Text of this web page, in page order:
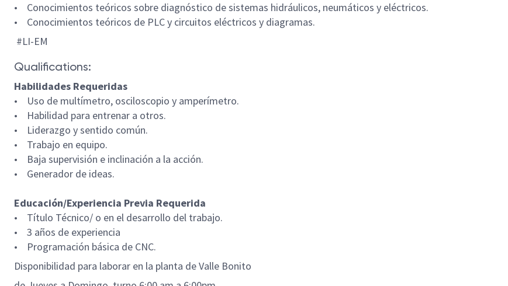
• Conocimientos teóricos sobre diagnóstico de sistemas hidráulicos, neumáticos y eléctricos.
• Conocimientos teóricos de PLC y circuitos eléctricos y diagramas.
#LI-EM
Qualifications:
Habilidades Requeridas
• Uso de multímetro, osciloscopio y amperímetro.
• Habilidad para entrenar a otros.
• Liderazgo y sentido común.
• Trabajo en equipo.
• Baja supervisión e inclinación a la acción.
• Generador de ideas.
Educación/Experiencia Previa Requerida
• Título Técnico/ o en el desarrollo del trabajo.
• 3 años de experiencia
• Programación básica de CNC.
Disponibilidad para laborar en la planta de Valle Bonito